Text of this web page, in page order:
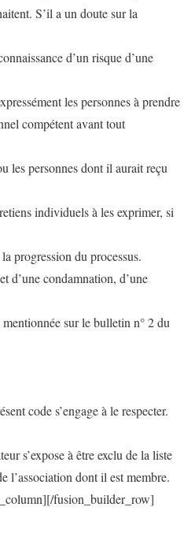
S’il a un doute sur la
d’un risque d’une
les personnes à prendre
compétent avant tout
les personnes dont il aurait reçu
individuels à les exprimer, si
progression du processus.
d’une condamnation, d’une
sur le bulletin n° 2 du
code s’engage à le respecter.
s’expose à être exclu de la liste
l’association dont il est membre.
fusion_builder_row]